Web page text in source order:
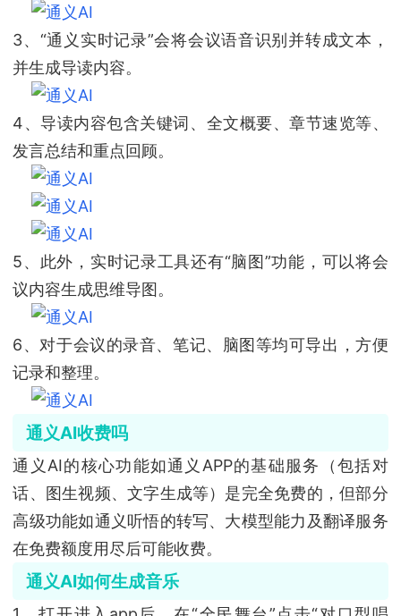
3、“通义实时记录”会将会议语音识别并转成文本，
并生成导读内容。
4、导读内容包含关键词、全文概要、章节速览等、
发言总结和重点回顾。
5、此外，实时记录工具还有“脑图”功能，可以将会
议内容生成思维导图。
6、对于会议的录音、笔记、脑图等均可导出，方便
记录和整理。
通义AI收费吗
通义AI的核心功能如通义APP的基础服务（包括对
话、图生视频、文字生成等）是完全免费的，但部分
高级功能如通义听悟的转写、大模型能力及翻译服务
在免费额度用尽后可能收费。
通义AI如何生成音乐